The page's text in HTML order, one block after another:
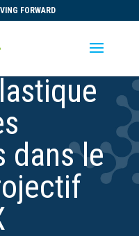
FORWARD
dans le